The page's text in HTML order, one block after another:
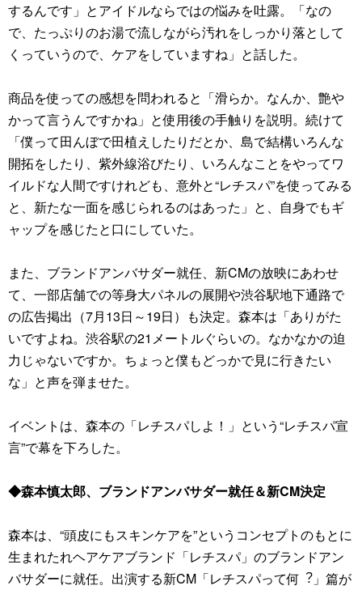
するんです」とアイドルならではの悩みを吐露。「なの
で、たっぷりのお湯で流しながら汚れをしっかり落として
くっていうので、ケアをしていますね」と話した。
商品を使っての感想を問われると「滑らか。なんか、艶や
かって言うんですかね」と使用後の手触りを説明。続けて
「僕って田んぼで田植えしたりだとか、島で結構いろんな
開拓をしたり、紫外線浴びたり、いろんなことをやってワ
イルドな人間ですけれども、意外と“レチスパ”を使ってみる
と、新たな一面を感じられるのはあった」と、自身でもギ
ャップを感じたと口にしていた。
また、ブランドアンバサダー就任、新CMの放映にあわせ
て、一部店舗での等身大パネルの展開や渋谷駅地下通路で
の広告掲出（7月13日～19日）も決定。森本は「ありがた
いですよね。渋谷駅の21メートルぐらいの。なかなかの迫
力じゃないですか。ちょっと僕もどっかで見に行きたい
な」と声を弾ませた。
イベントは、森本の「レチスパしよ！」という“レチスパ宣
言”で幕を下ろした。
◆森本慎太郎、ブランドアンバサダー就任＆新CM決定
森本は、“頭⽪にもスキンケアを”というコンセプトのもとに
⽣まれたれヘアケアブランド「レチスパ」のブランドアン
バサダーに就任。出演する新CM「レチスパって何︖」篇が